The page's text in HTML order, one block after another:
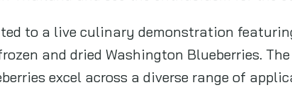
to a live culinary demonstration
and dried Washington Blueberries.
excel across a diverse range of